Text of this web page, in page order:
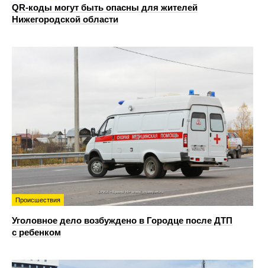
QR-коды могут быть опасны для жителей
Нижегородской области
Происшествия
Уголовное дело возбуждено в Городце после ДТП
с ребенком